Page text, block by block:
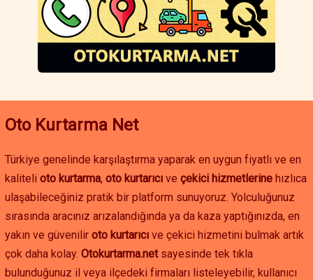
için hemen iletişime geçebilirsiniz. Burdur oto kurtarma
hizmetleriyle yolda kalma sorununu hızlıca çözebilir, aracınızı
güvenle istediğiniz noktaya ulaştırabilirsiniz.
Oto Kurtarma Net
Türkiye genelinde karşılaştırma yaparak en uygun fiyatlı ve en
kaliteli oto kurtarma, oto kurtarıcı ve çekici hizmetlerine hızlıca
ulaşabileceğiniz pratik bir platform sunuyoruz. Yolculuğunuz
sırasında aracınız arızalandığında ya da kaza yaptığınızda, en
yakın ve güvenilir oto kurtarıcı ve çekici hizmetini bulmak artık
çok daha kolay. Otokurtarma.netsayesinde tek tıkla
bulunduğunuz il veya ilçedeki firmaları listeleyebilir, kullanıcı